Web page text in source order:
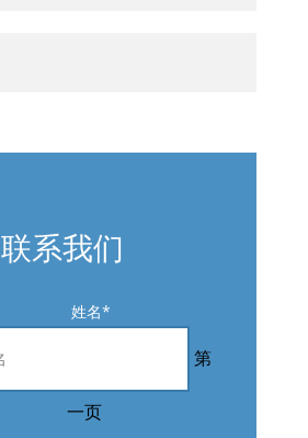
联系我们
姓名*
第
一页